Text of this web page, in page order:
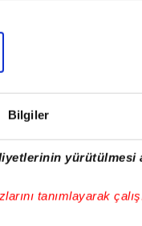
Bilgiler
yürütülmesi
tanımlayarak
bu sezon
İNDİRMEK İÇİN